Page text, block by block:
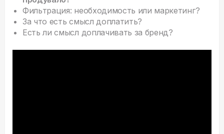
Фильтрация: необходимость или маркетинг?
За что есть смысл доплатить?
Есть ли смысл доплачивать за бренд?